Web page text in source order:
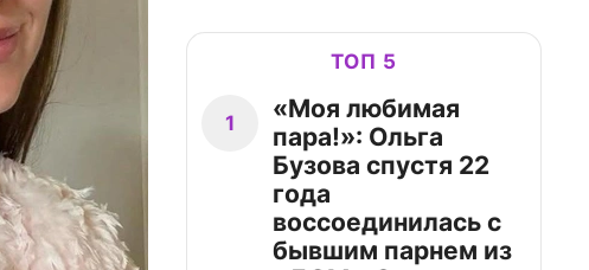
ТОП 5
1
«Моя любимая
пара!»: Ольга
Бузова спустя 22
года
воссоединилась с
бывшим парнем из